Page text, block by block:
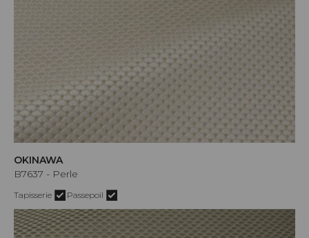
OKINAWA
B7637 - Perle
Tapisserie Passepoil